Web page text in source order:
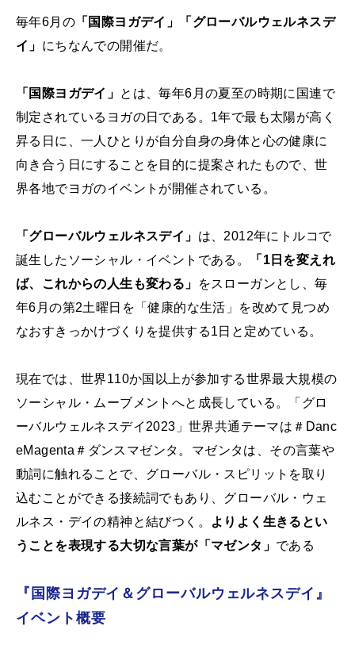
毎年6月の 「国際ヨガデイ」「グローバルウェルネスデ
イ」 にちなんでの開催だ。
「国際ヨガデイ」 とは、毎年6月の夏至の時期に国連で
制定されているヨガの日である。1年で最も太陽が高く
昇る日に、一人ひとりが自分自身の身体と心の健康に
向き合う日にすることを目的に提案されたもので、世
界各地でヨガのイベントが開催されている。
「グローバルウェルネスデイ」 は、2012年にトルコで
誕生したソーシャル・イベントである。
「1日を変えれ
ば、これからの人生も変わる」
をスローガンとし、毎
年6月の第2土曜日を「健康的な生活」を改めて見つめ
なおすきっかけづくりを提供する1日と定めている。
現在では、世界110か国以上が参加する世界最大規模の
ソーシャル・ムーブメントへと成長している。「グロ
ーバルウェルネスデイ2023」世界共通テーマは＃Danc
eMagenta＃ダンスマゼンタ。マゼンタは、その言葉や
動詞に触れることで、グローバル・スピリットを取り
込むことができる接続詞でもあり、グローバル・ウェ
ルネス・デイの精神と結びつく。
よりよく生きるとい
うことを表現する大切な言葉が「マゼンタ」 である
『国際ヨガデイ＆グローバルウェルネスデイ』
イベント概要